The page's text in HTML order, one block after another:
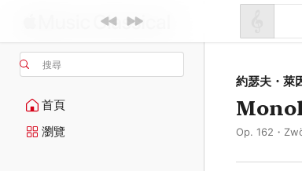
搜尋
首頁
瀏覽
約瑟夫・萊
Op. 162・